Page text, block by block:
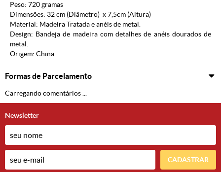
Peso: 720 gramas
Dimensões: 32 cm (Diâmetro) x 7,5cm (Altura)
Material: Madeira Tratada e anéis de metal.
Design: Bandeja de madeira com detalhes de anéis dourados de
metal.
Origem: China
Formas de Parcelamento
Carregando comentários ...
Newsletter
CADASTRAR